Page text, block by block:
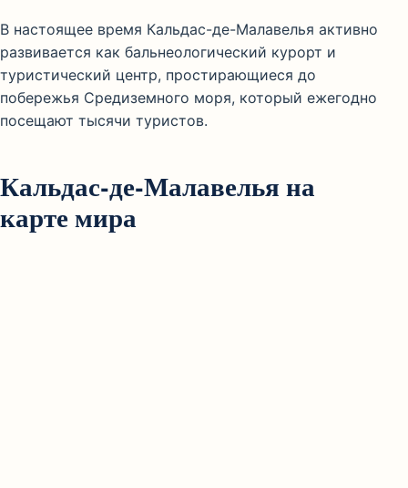
В настоящее время Кальдас-де-Малавелья активно
развивается как бальнеологический курорт и
туристический центр, простирающиеся до
побережья Средиземного моря, который ежегодно
посещают тысячи туристов.
Кальдас-де-Малавелья на
карте мира